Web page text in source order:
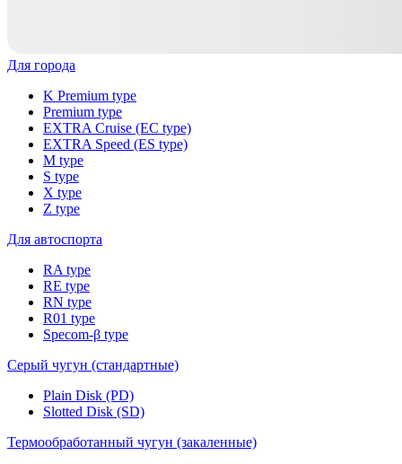
Для города
K Premium type
Premium type
EXTRA Cruise (EC type)
EXTRA Speed (ES type)
M type
S type
X type
Z type
Для автоспорта
RA type
RE type
RN type
R01 type
Specom-β type
Серый чугун (стандартные)
Plain Disk (PD)
Slotted Disk (SD)
Термообработанный чугун (закаленные)